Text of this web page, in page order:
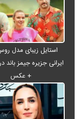
استایل زیبای مدل
ایرانی جزیره جیمز باند
+ عکس